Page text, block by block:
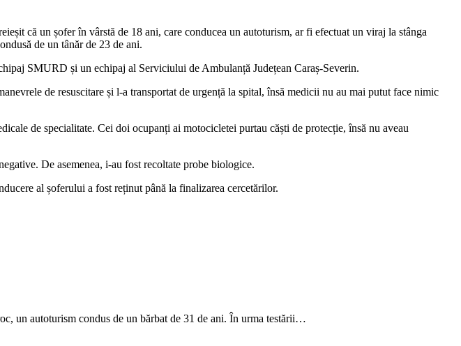
că un șofer în vârstă de 18 ani, care conducea un autoturism, ar fi efectuat un viraj la stânga
de un tânăr de 23 de ani.
SMURD și un echipaj al Serviciului de Ambulanță Județean Caraș-Severin.
de resuscitare și l-a transportat de urgență la spital, însă medicii nu au mai putut face nimic
de specialitate. Cei doi ocupanți ai motocicletei purtau căști de protecție, însă nu aveau
De asemenea, i-au fost recoltate probe biologice.
al șoferului a fost reținut până la finalizarea cercetărilor.
un autoturism condus de un bărbat de 31 de ani. În urma testării…